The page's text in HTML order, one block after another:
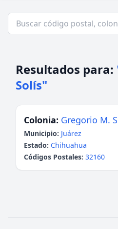
Resultados para:
Solís"
Colonia: Gregorio M.
Municipio: Juárez
Estado: Chihuahua
Códigos Postales: 32160